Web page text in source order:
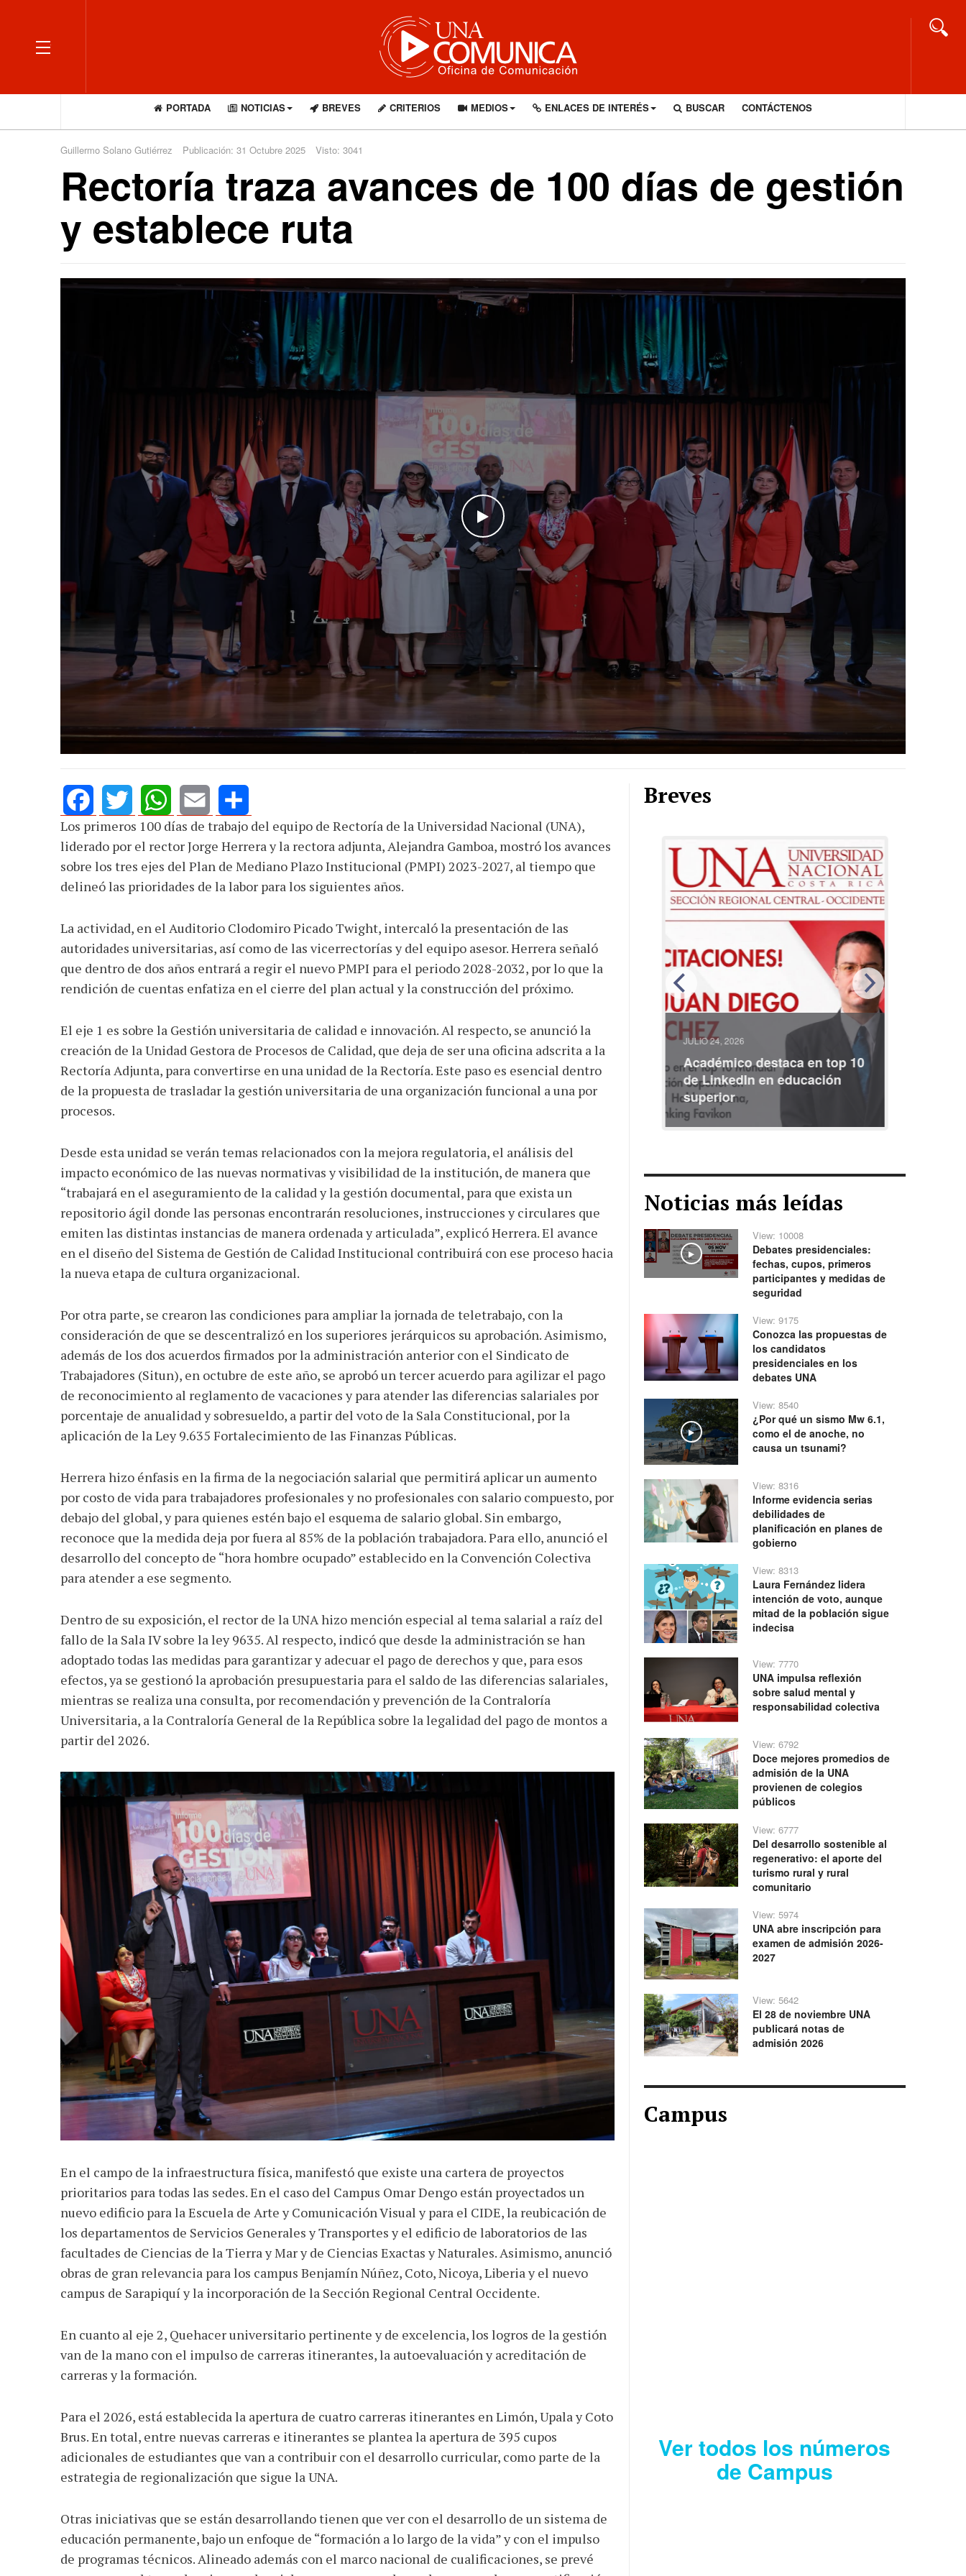
OFF CANVAS
PORTADA NOTICIAS BREVES CRITERIOS MEDIOS ENLACES DE INTERÉS BUSCAR CONTÁCTENOS
Guillermo Solano Gutiérrez Publicación: 31 Octubre 2025 Visto: 3041
Rectoría traza avances de 100 días de gestión
y establece ruta
WATCH THE VIDEO
FacebookTwitterWhatsApp
Email Share
Los primeros 100 días de trabajo del equipo de Rectoría de la Universidad Nacional (UNA),
liderado por el rector Jorge Herrera y la rectora adjunta, Alejandra Gamboa, mostró los avances
sobre los tres ejes del Plan de Mediano Plazo Institucional (PMPI) 2023-2027, al tiempo que
delineó las prioridades de la labor para los siguientes años.
La actividad, en el Auditorio Clodomiro Picado Twight, intercaló la presentación de las
autoridades universitarias, así como de las vicerrectorías y del equipo asesor. Herrera señaló
que dentro de dos años entrará a regir el nuevo PMPI para el periodo 2028-2032, por lo que la
rendición de cuentas enfatiza en el cierre del plan actual y la construcción del próximo.
El eje 1 es sobre la Gestión universitaria de calidad e innovación. Al respecto, se anunció la
creación de la Unidad Gestora de Procesos de Calidad, que deja de ser una oficina adscrita a la
Rectoría Adjunta, para convertirse en una unidad de la Rectoría. Este paso es esencial dentro
de la propuesta de trasladar la gestión universitaria de una organización funcional a una por
procesos.
Desde esta unidad se verán temas relacionados con la mejora regulatoria, el análisis del
impacto económico de las nuevas normativas y visibilidad de la institución, de manera que
“trabajará en el aseguramiento de la calidad y la gestión documental, para que exista un
repositorio ágil donde las personas encontrarán resoluciones, instrucciones y circulares que
emiten las distintas instancias de manera ordenada y articulada”, explicó Herrera. El avance
en el diseño del Sistema de Gestión de Calidad Institucional contribuirá con ese proceso hacia
la nueva etapa de cultura organizacional.
Por otra parte, se crearon las condiciones para ampliar la jornada de teletrabajo, con la
consideración de que se descentralizó en los superiores jerárquicos su aprobación. Asimismo,
además de los dos acuerdos firmados por la administración anterior con el Sindicato de
Trabajadores (Situn), en octubre de este año, se aprobó un tercer acuerdo para agilizar el pago
de reconocimiento al reglamento de vacaciones y para atender las diferencias salariales por
porcentaje de anualidad y sobresueldo, a partir del voto de la Sala Constitucional, por la
aplicación de la Ley 9.635 Fortalecimiento de las Finanzas Públicas.
Herrera hizo énfasis en la firma de la negociación salarial que permitirá aplicar un aumento
por costo de vida para trabajadores profesionales y no profesionales con salario compuesto, por
debajo del global, y para quienes estén bajo el esquema de salario global. Sin embargo,
reconoce que la medida deja por fuera al 85% de la población trabajadora. Para ello, anunció el
desarrollo del concepto de “hora hombre ocupado” establecido en la Convención Colectiva
para atender a ese segmento.
Dentro de su exposición, el rector de la UNA hizo mención especial al tema salarial a raíz del
fallo de la Sala IV sobre la ley 9635. Al respecto, indicó que desde la administración se han
adoptado todas las medidas para garantizar y adecuar el pago de derechos y que, para esos
efectos, ya se gestionó la aprobación presupuestaria para el saldo de las diferencias salariales,
mientras se realiza una consulta, por recomendación y prevención de la Contraloría
Universitaria, a la Contraloría General de la República sobre la legalidad del pago de montos a
partir del 2026.
En el campo de la infraestructura física, manifestó que existe una cartera de proyectos
prioritarios para todas las sedes. En el caso del Campus Omar Dengo están proyectados un
nuevo edificio para la Escuela de Arte y Comunicación Visual y para el CIDE, la reubicación de
los departamentos de Servicios Generales y Transportes y el edificio de laboratorios de las
facultades de Ciencias de la Tierra y Mar y de Ciencias Exactas y Naturales. Asimismo, anunció
obras de gran relevancia para los campus Benjamín Núñez, Coto, Nicoya, Liberia y el nuevo
campus de Sarapiquí y la incorporación de la Sección Regional Central Occidente.
En cuanto al eje 2, Quehacer universitario pertinente y de excelencia, los logros de la gestión
van de la mano con el impulso de carreras itinerantes, la autoevaluación y acreditación de
carreras y la formación.
Para el 2026, está establecida la apertura de cuatro carreras itinerantes en Limón, Upala y Coto
Brus. En total, entre nuevas carreras e itinerantes se plantea la apertura de 395 cupos
adicionales de estudiantes que van a contribuir con el desarrollo curricular, como parte de la
estrategia de regionalización que sigue la UNA.
Otras iniciativas que se están desarrollando tienen que ver con el desarrollo de un sistema de
educación permanente, bajo un enfoque de “formación a lo largo de la vida” y con el impulso
de programas técnicos. Alineado además con el marco nacional de cualificaciones, se prevé
Breves
AGOSTO 05, 2026
Consejo Universitario llama a
JULIO 24, 2026
Rechazo al reparto desigual
de ganancias es mayor
cuando hubo esfuerzo
JULIO 24, 2026
Académico destaca en top 10
de LinkedIn en educación
superior
Noticias más leídas
Play
View: 10008
Debates presidenciales:
fechas, cupos, primeros
participantes y medidas de
seguridad
View: 9175
Conozca las propuestas de
los candidatos
presidenciales en los
debates UNA
Play
View: 8540
¿Por qué un sismo Mw 6.1,
como el de anoche, no
causa un tsunami?
View: 8316
Informe evidencia serias
debilidades de
planificación en planes de
gobierno
View: 8313
Laura Fernández lidera
intención de voto, aunque
mitad de la población sigue
indecisa
View: 7770
UNA impulsa reflexión
sobre salud mental y
responsabilidad colectiva
View: 6792
Doce mejores promedios de
admisión de la UNA
provienen de colegios
públicos
View: 6777
Del desarrollo sostenible al
regenerativo: el aporte del
turismo rural y rural
comunitario
View: 5974
UNA abre inscripción para
examen de admisión 2026-
2027
View: 5642
El 28 de noviembre UNA
publicará notas de
admisión 2026
Campus
Ver todos los números
de Campus